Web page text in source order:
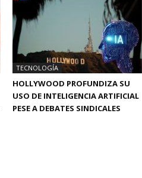
TECNOLOGÍA
HOLLYWOOD PROFUNDIZA SU
USO DE INTELIGENCIA ARTIFICIAL
PESE A DEBATES SINDICALES